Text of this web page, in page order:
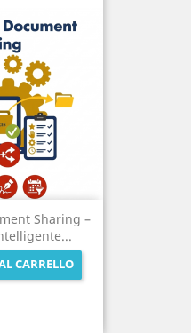
Sharing –
CARRELLO